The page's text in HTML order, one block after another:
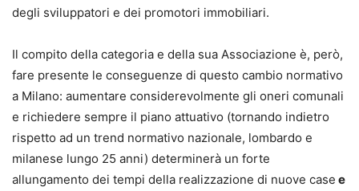
degli sviluppatori e dei promotori immobiliari.
Il compito della categoria e della sua Associazione è, però,
fare presente le conseguenze di questo cambio normativo
a Milano: aumentare considerevolmente gli oneri comunali
e richiedere sempre il piano attuativo (tornando indietro
rispetto ad un trend normativo nazionale, lombardo e
milanese lungo 25 anni) determinerà un forte
allungamento dei tempi della realizzazione di nuove case e